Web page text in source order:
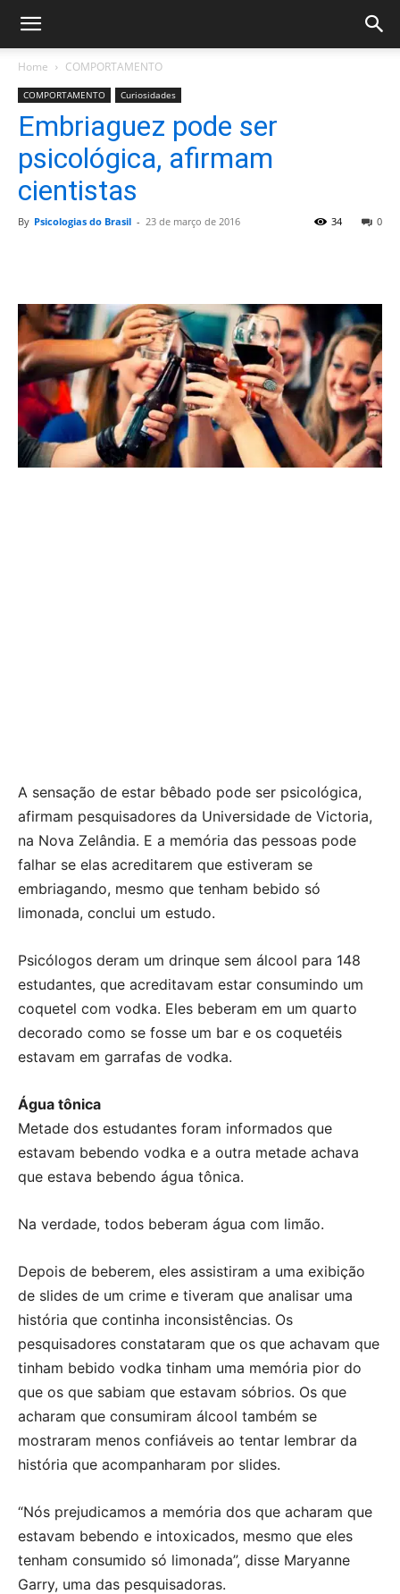
Home COMPORTAMENTO
COMPORTAMENTO Curiosidades
Embriaguez pode ser
psicológica, afirmam
cientistas
By Psicologias do Brasil - 23 de março de 2016 0
34
A sensação de estar bêbado pode ser psicológica,
afirmam pesquisadores da Universidade de Victoria,
na Nova Zelândia. E a memória das pessoas pode
falhar se elas acreditarem que estiveram se
embriagando, mesmo que tenham bebido só
limonada, conclui um estudo.
Psicólogos deram um drinque sem álcool para 148
estudantes, que acreditavam estar consumindo um
coquetel com vodka. Eles beberam em um quarto
decorado como se fosse um bar e os coquetéis
estavam em garrafas de vodka.
Água tônica
Metade dos estudantes foram informados que
estavam bebendo vodka e a outra metade achava
que estava bebendo água tônica.
Na verdade, todos beberam água com limão.
Depois de beberem, eles assistiram a uma exibição
de slides de um crime e tiveram que analisar uma
história que continha inconsistências. Os
pesquisadores constataram que os que achavam que
tinham bebido vodka tinham uma memória pior do
que os que sabiam que estavam sóbrios. Os que
acharam que consumiram álcool também se
mostraram menos confiáveis ao tentar lembrar da
história que acompanharam por slides.
“Nós prejudicamos a memória dos que acharam que
estavam bebendo e intoxicados, mesmo que eles
tenham consumido só limonada”, disse Maryanne
Garry, uma das pesquisadoras.